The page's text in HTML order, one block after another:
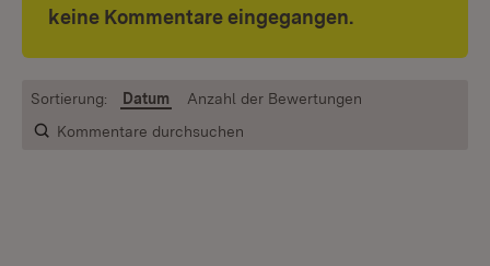
keine Kommentare eingegangen.
Kommentare durchsuchen
Sortierung: Datum Anzahl der Bewertungen